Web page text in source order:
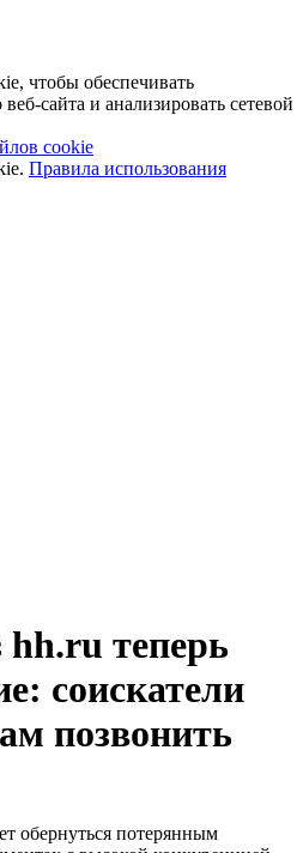
чтобы обеспечивать
сайта и анализировать сетевой
cookie
Правила использования
hh.ru теперь
соискатели
позвонить
обернуться потерянным